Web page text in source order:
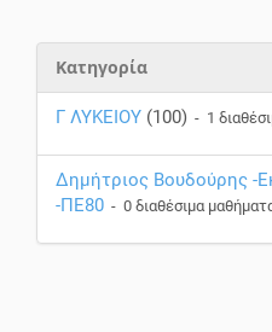
Κατηγορία
Γ ΛΥΚΕΙΟΥ (100) - 1
Δημήτριος Βουδούρης -
-ΠΕ80 - 0 διαθέσιμα